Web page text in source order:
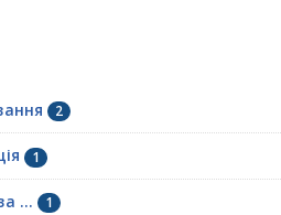
2
1
... 1